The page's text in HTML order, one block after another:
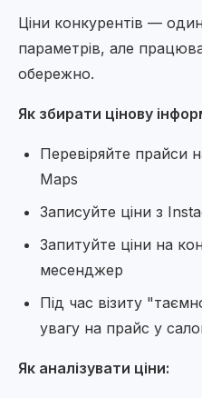
Ціни конкурентів —
параметрів, але
обережно.
Як збирати цінову
Перевіряйте прайси
Maps
Записуйте ціни з
Запитуйте ціни на
месенджер
Під час візиту
увагу на прайс у
Як аналізувати ціни: